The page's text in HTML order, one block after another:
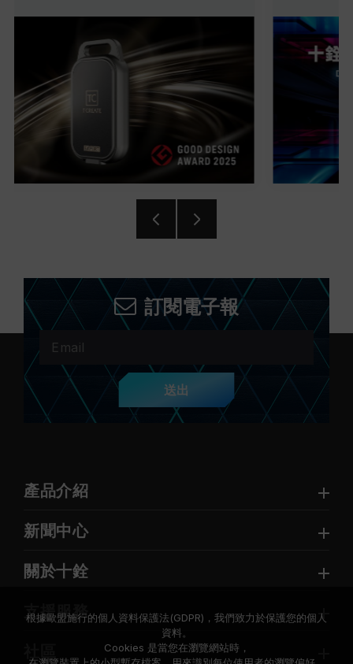
訂閱電子報
送出
產品介紹
新聞中心
關於十銓
支援服務
根據歐盟施行的個人資料保護法(GDPR)，我們致力於保護您的個人
資料。
Cookies 是當您在瀏覽網站時，